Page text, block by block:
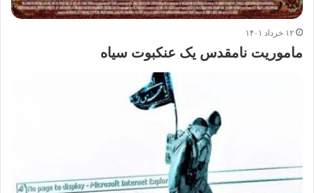
۱۲ خرداد ۱۴۰۱
ماموریت نامقدس یک عنکبوت سیاه